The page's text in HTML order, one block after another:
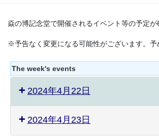
焱の博記念堂で開催されるイベント等の予定が
※予告なく変更になる可能性がございます。予
The week's events
2024年4月22日
2024年4月23日